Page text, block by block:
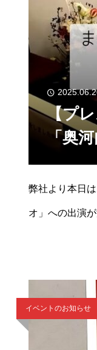
【プ
「奥
弊社より本日
オ」への出演
イベントのお知らせ